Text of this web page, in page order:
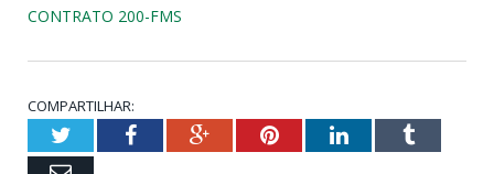
CONTRATO 200-FMS
COMPARTILHAR:
TwitterFacebookGoogle+PinterestLinkedInTumblr